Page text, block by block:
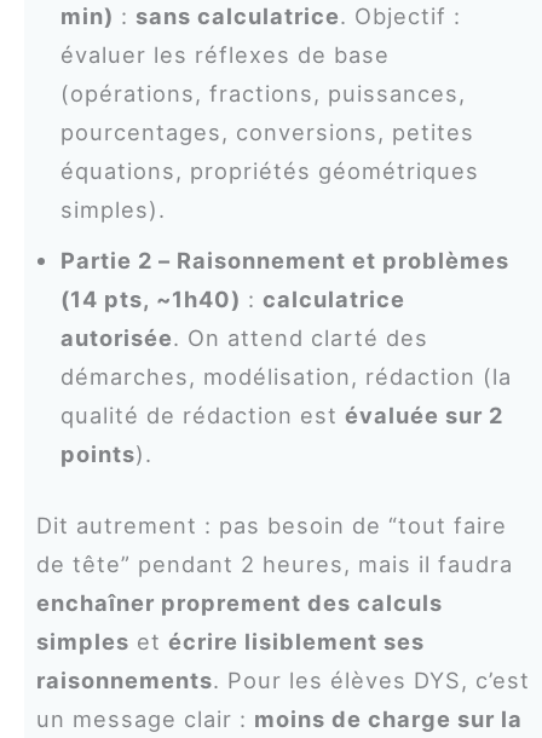
min) : sans calculatrice. Objectif :
évaluer les réflexes de base
(opérations, fractions, puissances,
pourcentages, conversions, petites
équations, propriétés géométriques
simples).
Partie 2 – Raisonnement et problèmes
(14 pts, ~1h40) : calculatrice
autorisée. On attend clarté des
démarches, modélisation, rédaction (la
qualité de rédaction est évaluée sur 2
points).
Dit autrement : pas besoin de “tout faire
de tête” pendant 2 heures, mais il faudra
enchaîner proprement des calculs
simples et écrire lisiblement ses
raisonnements. Pour les élèves DYS, c’est
un message clair : moins de charge sur la